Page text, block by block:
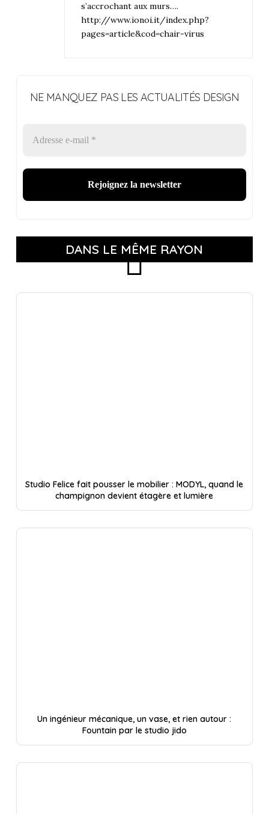
s’accrochant aux murs….
http://www.ionoi.it/index.php?
pages=article&cod=chair-virus
NE MANQUEZ PAS LES ACTUALITÉS DESIGN
DANS LE MÊME RAYON
Studio Felice fait pousser le mobilier : MODYL, quand le
champignon devient étagère et lumière
Un ingénieur mécanique, un vase, et rien autour :
Fountain par le studio jido